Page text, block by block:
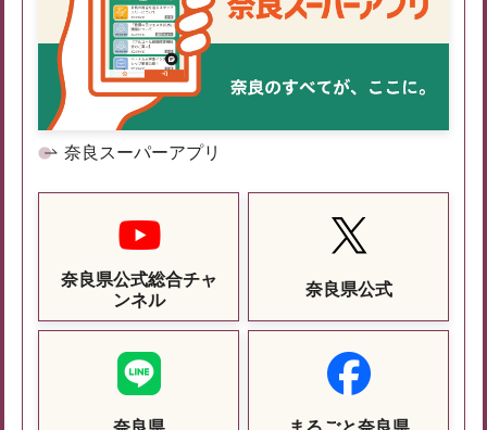
奈良スーパーアプリ
奈良県公式総合チャ
ンネル
奈良県公式